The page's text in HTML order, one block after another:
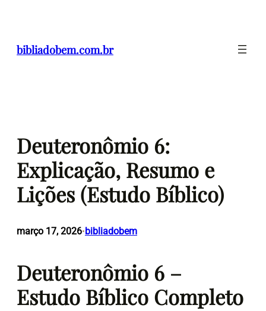
conteúdo
bibliadobem.com.br
Deuteronômio 6:
Explicação, Resumo e
Lições (Estudo Bíblico)
março 17, 2026•bibliadobem
Deuteronômio 6 –
Estudo Bíblico Completo